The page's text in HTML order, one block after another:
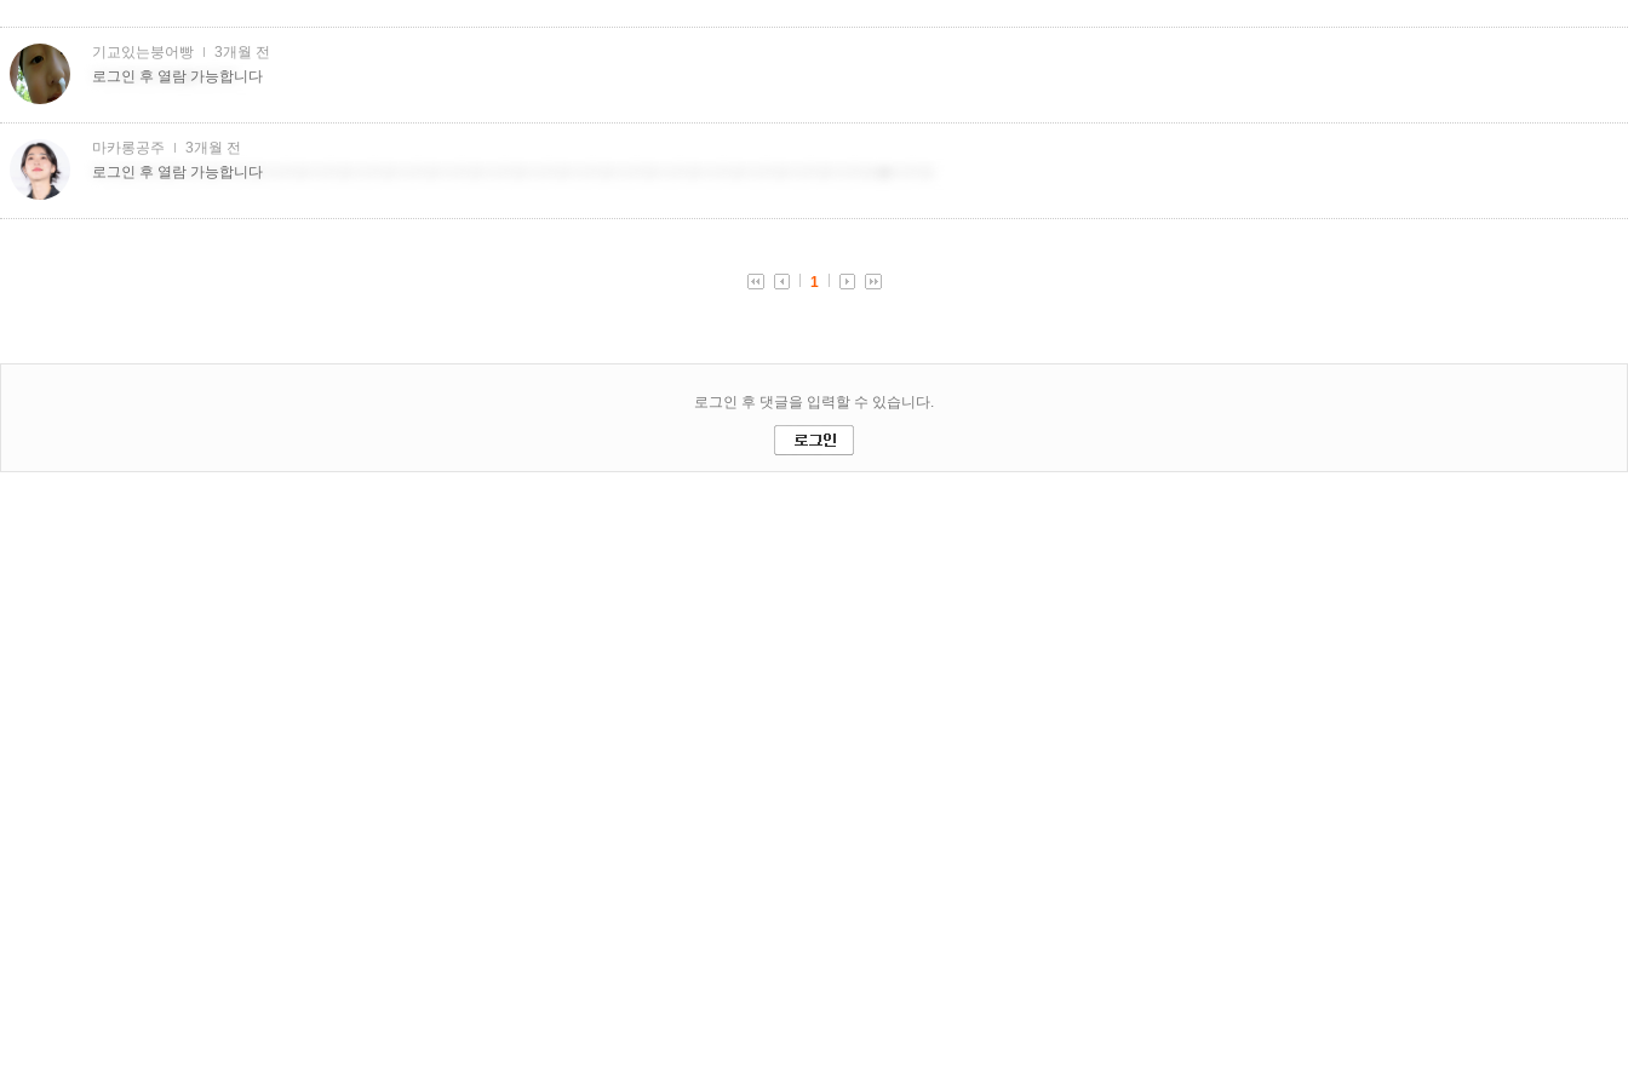
기교있는붕어빵
3개월 전
더치트더치트�더치트
로그인 후 열람 가능합니다
마카롱공주
3개월 전
더치트더치트더치트더치트더치트더치트더치트더치트더치트더치트더치트더치트더치트더치트더치트더치트더치트더치트�더치트
로그인 후 열람 가능합니다
1
로그인 후 댓글을 입력할 수 있습니다.